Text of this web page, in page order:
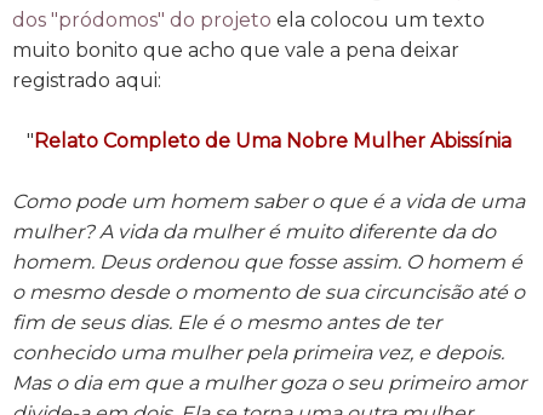
dos "pródomos" do projeto ela colocou um texto
muito bonito que acho que vale a pena deixar
registrado aqui:
" Relato Completo de Uma Nobre Mulher Abissínia
Como pode um homem saber o que é a vida de uma
mulher? A vida da mulher é muito diferente da do
homem. Deus ordenou que fosse assim. O homem é
o mesmo desde o momento de sua circuncisão até o
fim de seus dias. Ele é o mesmo antes de ter
conhecido uma mulher pela primeira vez, e depois.
Mas o dia em que a mulher goza o seu primeiro amor